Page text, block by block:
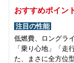
おすすめポイン
注目の性能
低燃費、ロングラ
「乗り心地」「走
た、まさに全方位